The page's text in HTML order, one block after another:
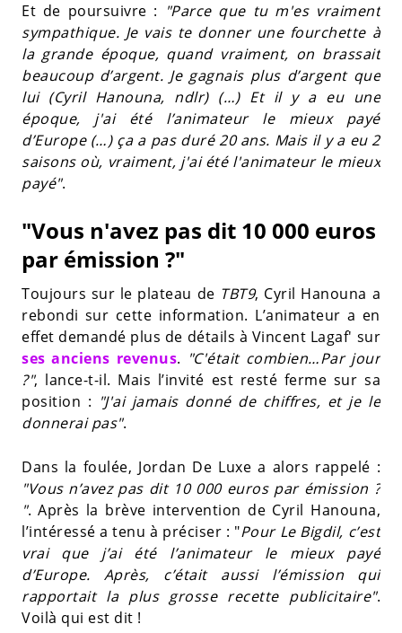
Et de poursuivre : "Parce que tu m'es vraiment
sympathique. Je vais te donner une fourchette à
la grande époque, quand vraiment, on brassait
beaucoup d’argent. Je gagnais plus d’argent que
lui (Cyril Hanouna, ndlr) (…) Et il y a eu une
époque, j'ai été l’animateur le mieux payé
d’Europe (…) ça a pas duré 20 ans. Mais il y a eu 2
saisons où, vraiment, j'ai été l'animateur le mieux
payé".
"Vous n'avez pas dit 10 000 euros
par émission ?"
Toujours sur le plateau de TBT9, Cyril Hanouna a
rebondi sur cette information. L’animateur a en
effet demandé plus de détails à Vincent Lagaf' sur
ses anciens revenus. "C'était combien…Par jour
?", lance-t-il. Mais l’invité est resté ferme sur sa
position : "J'ai jamais donné de chiffres, et je le
donnerai pas".
Dans la foulée, Jordan De Luxe a alors rappelé :
"Vous n’avez pas dit 10 000 euros par émission ?
". Après la brève intervention de Cyril Hanouna,
l’intéressé a tenu à préciser : "Pour Le Bigdil, c’est
vrai que j’ai été l’animateur le mieux payé
d’Europe. Après, c’était aussi l’émission qui
rapportait la plus grosse recette publicitaire".
Voilà qui est dit !